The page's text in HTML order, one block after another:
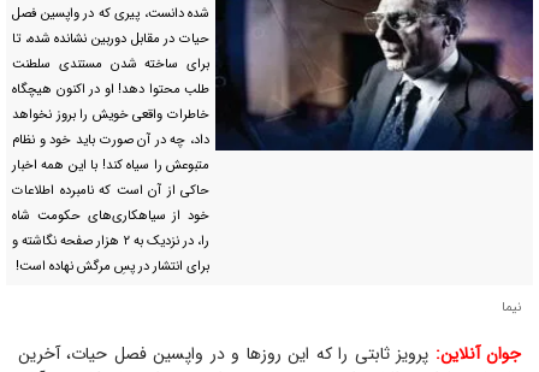
شده دانست، پیری که در واپسین فصل
حیات در مقابل دوربین نشانده شده، تا
برای ساخته شدن مستندی سلطنت
طلب محتوا دهد! او در اکنون هیچگاه
خاطرات واقعی خویش را بروز نخواهد
داد، چه در آن صورت باید خود و نظام
متبوعش را سیاه کند! با این همه اخبار
حاکی از آن است که نامبرده اطلاعات
خود از سیاهکاری‌های حکومت شاه
را، در نزدیک به ۲ هزار صفحه نگاشته و
برای انتشار در پسِ مرگش نهاده است!
نیما
جوان آنلاین: پرویز ثابتی را که این روز‌ها و در واپسین فصل حیات، آخرین